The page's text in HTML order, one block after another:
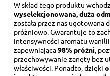
W skład tego produktu
wyselekcjonowana, duża
została przez nas ugotowana
próżniowo. Gwarantuje to
intensywności aromatu
zapewniająca98% próżni,
przechowywanie zanęty bez
właściwości. Ponadto, dzięki